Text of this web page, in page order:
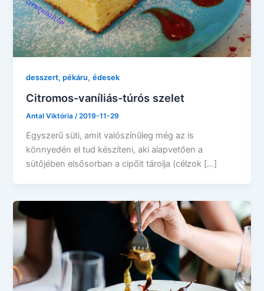
desszert, pékáru,édesek
Citromos-vaníliás-túrós szelet
Antal Viktória/2019-11-29
Egyszerű süti, amit valószínűleg még az is
könnyedén el tud készíteni, aki alapvetően a
sütőjében elsősorban a cipőit tárolja (célzok […]